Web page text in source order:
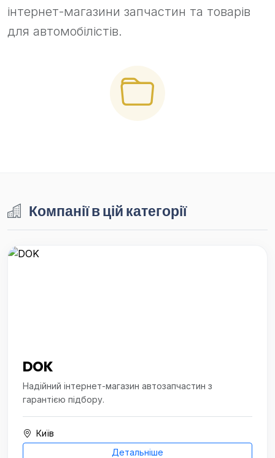
інтернет-магазини запчастин та товарів
для автомобілістів.
Компанії в цій категорії
DOK
Надійний інтернет-магазин автозапчастин з
гарантією підбору.
Київ
Детальніше